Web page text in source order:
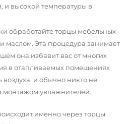
высокой температуры в
обработайте торцы мебельных
маслом. Эта процедура занимает
она избавит вас от многих
в отапливаемых помещениях
воздуха, и обычно никто не
монтажом увлажнителей.
именно через торцы